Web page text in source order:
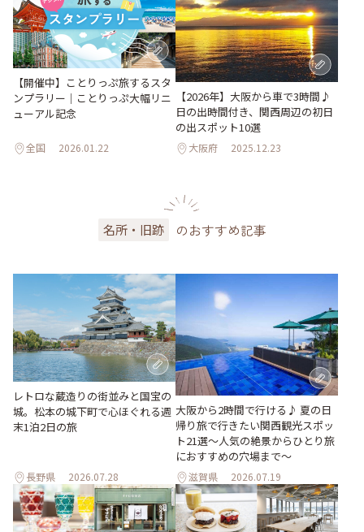
【開催中】ことりっぷ旅するスタ
ンプラリー｜ことりっぷ大幅リニ
ューアル記念
全国 2026.01.22
【2026年】大阪から車で3時間♪
日の出時間付き、関西周辺の初日
の出スポット10選
大阪府 2025.12.23
名所・旧跡 のおすすめ記事
レトロな蔵造りの街並みと国宝の
城。松本の城下町で心ほぐれる週
末1泊2日の旅
長野県 2026.07.28
大阪から2時間で行ける♪ 夏の日
帰り旅で行きたい関西観光スポッ
ト21選～人気の絶景からひとり旅
におすすめの穴場まで～
滋賀県 2026.07.19